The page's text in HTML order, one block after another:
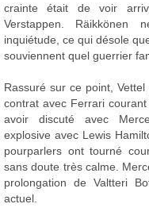
crainte était de voir
Verstappen.
inquiétude, ce qui désole
souviennent quel guerrier
Rassuré sur ce point,
contrat avec Ferrari
avoir discuté avec
explosive avec Lewis
pourparlers ont tourné
sans doute très calme.
prolongation de Valtteri
actuel.